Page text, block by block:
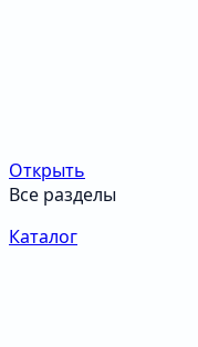
Открыть
Все разделы
Каталог